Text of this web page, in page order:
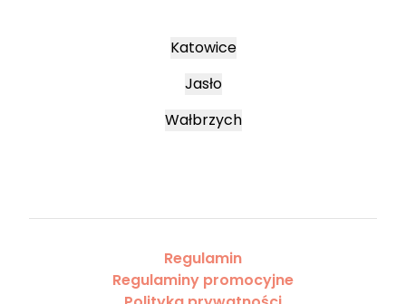
Katowice
Jasło
Wałbrzych
Regulamin
Regulaminy promocyjne